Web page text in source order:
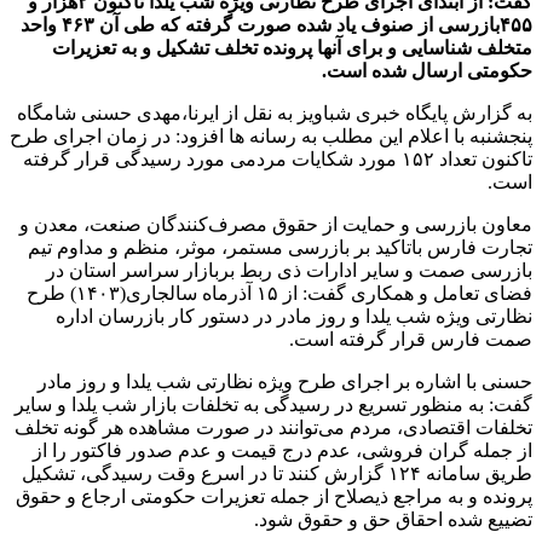
۴۵۵بازرسی از صنوف یاد شده صورت گرفته که طی آن ۴۶۳ واحد
متخلف شناسایی و برای آنها پرونده تخلف تشکیل و به تعزیرات
حکومتی ارسال شده است.
به گزارش پایگاه خبری شباویز به نقل از ایرنا،مهدی حسنی شامگاه
پنجشنبه با اعلام این مطلب به رسانه ها افزود:‌ در زمان اجرای طرح
تاکنون تعداد ۱۵۲ مورد شکایات مردمی مورد رسیدگی قرار گرفته
است.
معاون بازرسی و حمایت از حقوق مصرف‌کنندگان صنعت، معدن و
تجارت فارس باتاکید بر بازرسی مستمر، موثر، منظم و مداوم تیم
بازرسی صمت و سایر ادارات ذی ربط بربازار سراسر استان در
فضای تعامل و همکاری گفت: از ۱۵ آذرماه سالجاری(۱۴۰۳) طرح
نظارتی ویژه شب یلدا و روز مادر در دستور کار بازرسان اداره
صمت فارس قرار گرفته است.
حسنی با اشاره بر اجرای طرح ویژه نظارتی شب یلدا و روز مادر
گفت: به منظور تسریع در رسیدگی به تخلفات بازار شب یلدا و سایر
تخلفات اقتصادی، مردم می‌توانند در صورت مشاهده هر گونه تخلف
از جمله گران فروشی، عدم درج قیمت و عدم صدور فاکتور را از
طریق سامانه ۱۲۴ گزارش کنند تا در اسرع وقت رسیدگی، تشکیل
پرونده و به مراجع ذیصلاح از جمله تعزیرات حکومتی ارجاع و حقوق
تضییع شده احقاق حق و حقوق شود.